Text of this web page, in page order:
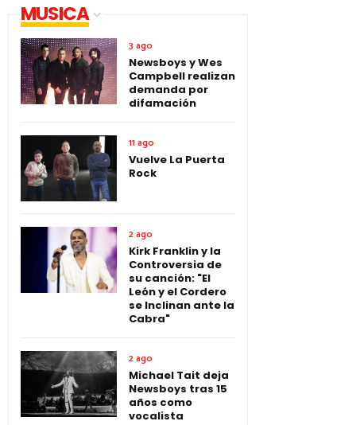
MUSICA
3 ago
Newsboys y Wes
Campbell realizan
demanda por
difamación
11 ago
Vuelve La Puerta
Rock
2 ago
Kirk Franklin y la
Controversia de
su canción: "El
León y el Cordero
se Inclinan ante la
Cabra"
2 ago
Michael Tait deja
Newsboys tras 15
años como
vocalista